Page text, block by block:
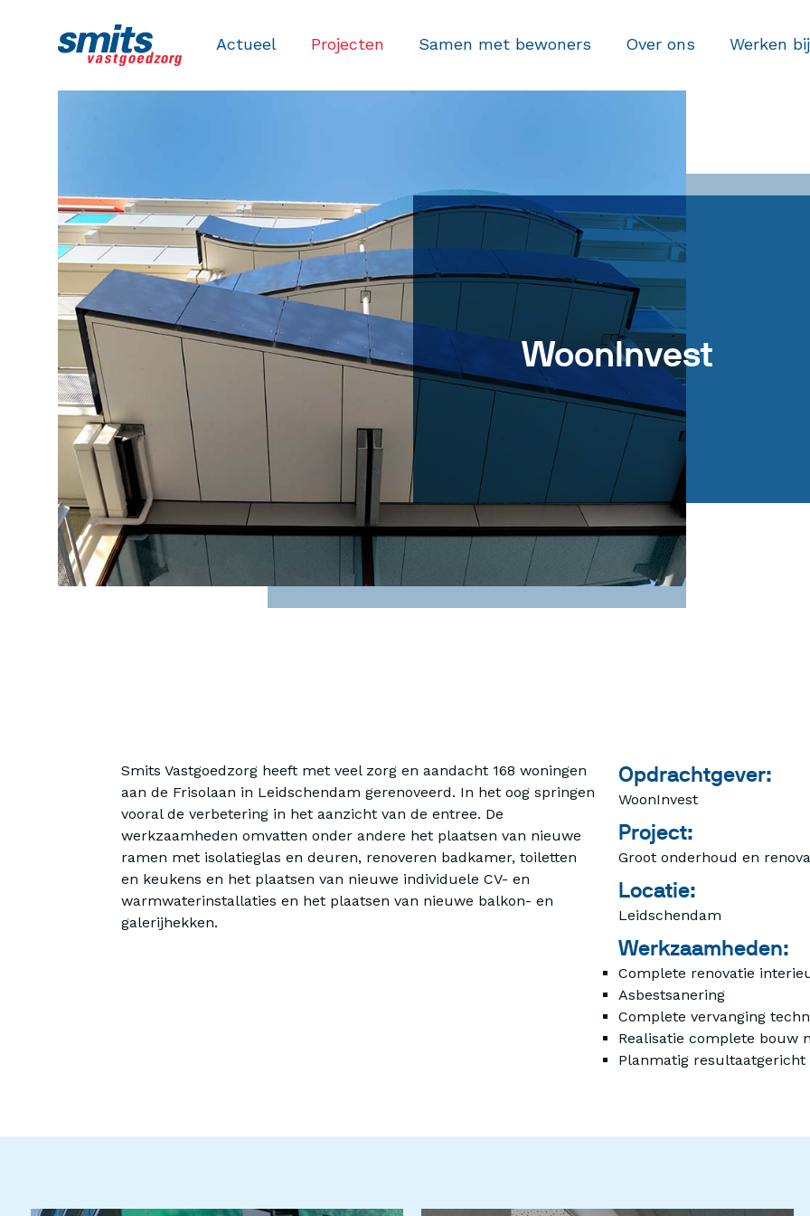
Actueel Projecten Samen met bewoners Over ons Werken bij
WoonInvest
Smits Vastgoedzorg heeft met veel zorg en aandacht 168 woningen
aan de Frisolaan in Leidschendam gerenoveerd. In het oog springen
vooral de verbetering in het aanzicht van de entree. De
werkzaamheden omvatten onder andere het plaatsen van nieuwe
ramen met isolatieglas en deuren, renoveren badkamer, toiletten
en keukens en het plaatsen van nieuwe individuele CV- en
warmwaterinstallaties en het plaatsen van nieuwe balkon- en
galerijhekken.
Opdrachtgever:
WoonInvest
Project:
Groot onderhoud en
Locatie:
Leidschendam
Werkzaamheden:
Complete renovatie
Asbestsanering
Complete vervanging
Realisatie complete bouw
Planmatig resultaatgericht